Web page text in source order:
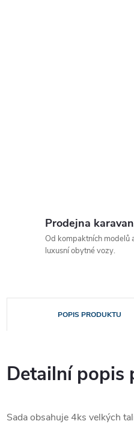
Prodejna
Od kompaktních modelů
luxusní obytné vozy.
POPIS PRODUKTU
Detailní popis
Sada obsahuje 4ks velkých